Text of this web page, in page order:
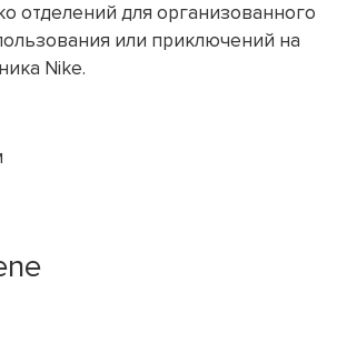
отделений для организованного
или приключений на
Nike.